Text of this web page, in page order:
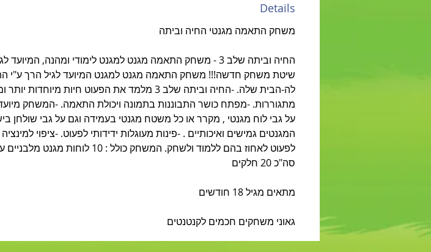
Details
משחק התאמה מגנטי החיה וביתה
החיה וביתה שלב 3 - משחק התאמה מגנט למגנט לימודי ומהנה,
שיטת משחק חדשה!!! משחק התאמה מגנט למגנט המיועד לגיל הרך
לה-הבית שלה. -החיה וביתה שלב 3 מלמד את הפעוט
על גבי לוח מגנטי , מקרר או כל משטח מגנטי בעמידה וגם על גבי
המגנטים גמישים ואיכותיים . -פינות מעוגלות ידידותי לפעוט. -ציפוי
סה"כ 20 חלקים
מתאים מגיל 18 חודשים
גאוני משחקים חכמים לקנטנטים